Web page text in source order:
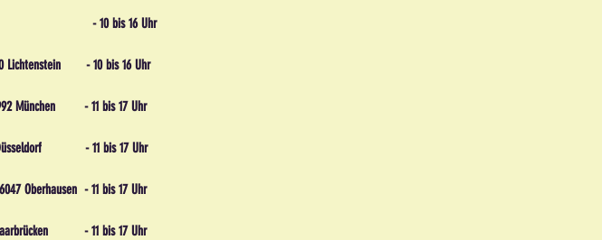
am Rhein - 10 bis 16 Uhr
Lichtenstein - 10 bis 16 Uhr
München - 11 bis 17 Uhr
Düsseldorf - 11 bis 17 Uhr
Oberhausen - 11 bis 17 Uhr
Saarbrücken - 11 bis 17 Uhr